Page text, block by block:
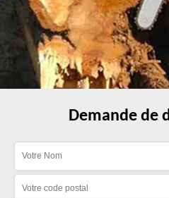
Demande de